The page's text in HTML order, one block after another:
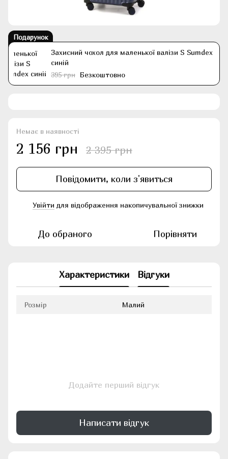
Подарунок
Захисний чохол для маленької валізи S Sumdex
синій
395 грн Безкоштовно
Немає в наявності
2 156 грн 2 395 грн
Повідомити, коли з'явиться
Увійти для відображення накопичувальної знижки
До обраного Порівняти
Характеристики Відгуки
Розмір Малий
Додайте перший відгук
Написати відгук